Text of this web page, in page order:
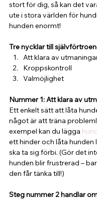
stort för dig, så kan det
ute i stora världen för
hunden enormt!
Tre nycklar till
Att klara av
Kroppskontroll
Valmöjlighet
Nummer 1: Att klara av
Ett enkelt sätt att låta
något är att träna
exempel kan du lägga
ett hinder och låta hunden
ska ta sig förbi. (Gör det
hunden blir frustrerad –
den får tänka till!)
Steg nummer 2 handlar